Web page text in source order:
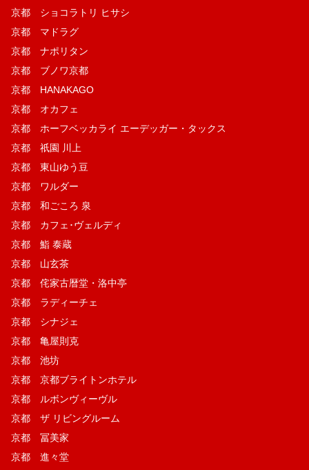
京都 ショコラトリ ヒサシ
京都 マドラグ
京都 ナポリタン
京都 ブノワ京都
京都 HANAKAGO
京都 オカフェ
京都 ホーフベッカライ エーデッガー・タックス
京都 祇園 川上
京都 東山ゆう豆
京都 ワルダー
京都 和ごころ 泉
京都 カフェ･ヴェルディ
京都 鮨 泰蔵
京都 山玄茶
京都 侘家古暦堂・洛中亭
京都 ラディーチェ
京都 シナジェ
京都 亀屋則克
京都 池坊
京都 京都ブライトンホテル
京都 ルボンヴィーヴル
京都 ザ リビングルーム
京都 冨美家
京都 進々堂